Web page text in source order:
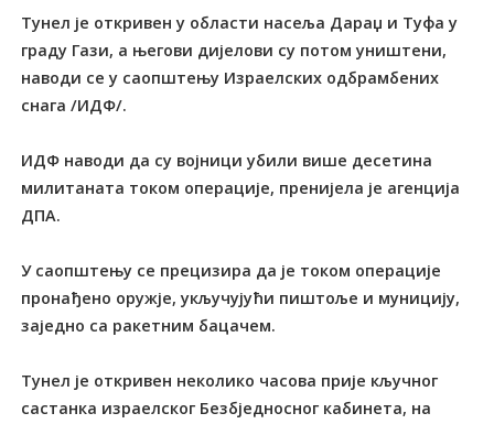
Тунел је откривен у области насеља Дараџ и Туфа у
граду Гази, а његови дијелови су потом уништени,
наводи се у саопштењу Израелских одбрамбених
снага /ИДФ/.
ИДФ наводи да су војници убили више десетина
милитаната током операције, пренијела је агенција
ДПА.
У саопштењу се прецизира да је током операције
пронађено оружје, укључујући пиштоље и муницију,
заједно са ракетним бацачем.
Тунел је откривен неколико часова прије кључног
састанка израелског Безбједносног кабинета, на